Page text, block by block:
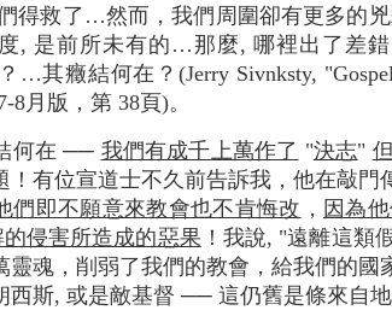
得救了…然而，我們周圍卻有更多的
, 是前所未有的…那麼, 哪裡出了差
…其癥結何在？(Jerry Sivnksty,
8月版，第 38頁)。
何在 ── 我們有成千上萬作了 "決志"
！有位宣道士不久前告訴我，他在敲
們即不願意來教會也不肯悔改 ， 因為
侵害所造成的惡果 ！我說, "遠離這類
靈魂，削弱了我們的教會，給我們的
西斯, 或是敵基督 ── 這仍舊是條來自